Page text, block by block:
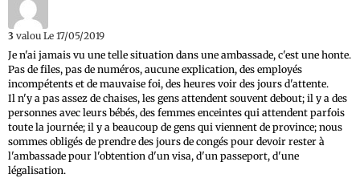
3 valou Le 17/05/2019
Je n'ai jamais vu une telle situation dans une ambassade, c'est une honte.
Pas de files, pas de numéros, aucune explication, des employés
incompétents et de mauvaise foi, des heures voir des jours d'attente.
Il n'y a pas assez de chaises, les gens attendent souvent debout; il y a des
personnes avec leurs bébés, des femmes enceintes qui attendent parfois
toute la journée; il y a beaucoup de gens qui viennent de province; nous
sommes obligés de prendre des jours de congés pour devoir rester à
l'ambassade pour l'obtention d'un visa, d'un passeport, d'une
légalisation.